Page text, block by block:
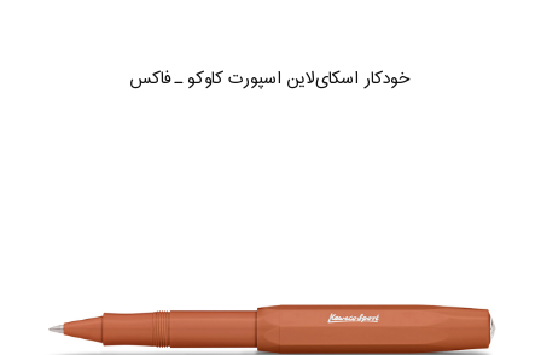
خودکار اسکای‌لاین اسپورت کاوکو ـ فاکس